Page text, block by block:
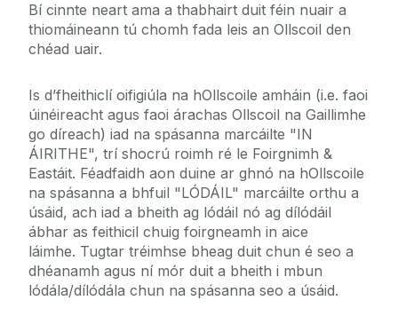
Bí cinnte neart ama a thabhairt duit féin nuair a
thiomáineann tú chomh fada leis an Ollscoil den
chéad uair.
Is d’fheithiclí oifigiúla na hOllscoile amháin (i.e. faoi
úinéireacht agus faoi árachas Ollscoil na Gaillimhe
go díreach) iad na spásanna marcáilte "IN
ÁIRITHE", trí shocrú roimh ré le Foirgnimh &
Eastáit. Féadfaidh aon duine ar ghnó na hOllscoile
na spásanna a bhfuil "LÓDÁIL" marcáilte orthu a
úsáid, ach iad a bheith ag lódáil nó ag dílódáil
ábhar as feithicil chuig foirgneamh in aice
láimhe. Tugtar tréimhse bheag duit chun é seo a
dhéanamh agus ní mór duit a bheith i mbun
lódála/dílódála chun na spásanna seo a úsáid.